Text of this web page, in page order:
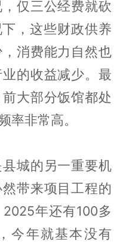
仅三公经费就砍
，这些财政供养
消费能力自然也
的收益减少。最
大部分饭馆都处
率非常高。
城的另一重要机
带来项目工程的
年还有100多
今年就基本没有